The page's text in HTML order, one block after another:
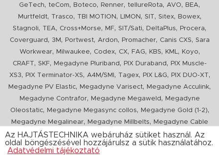
GeTech, teCom, Boteco, Renner, tellureRota, AVO, BEA,
Murtfeldt, Trasco, TBI MOTION , LIMON , SIT, Sitex, Bowex,
Stagnoli, TEA, Cross+Morse, MF, SIT/Sati, DeltaPlus, Procera,
Coverguard , 3M , Portwest, Ardon, Promacher, Canis CXS, Sara
Workwear, Milwaukee, Codex, CX, FAG, KBS, KML, Koyo,
CRAFT, SKF, Megadyne Pluriband , PIX Duraband ,
PIX Muscle-
XS3, PIX Terminator-XS, A4M/SMI , Tagex, PIX L&G, PIX DUO-XT,
Megadyne PV Elastic, Megadyne Varisect, Megadyne Acculink,
Megadyne Contrafor, Megadyne Megaweld ,
Megadyne
Oleostatic, Megadyne Megasync collos, Megadyne Gold (1-2),
Megadyne Megalinear, Megadyne Millbelts,
Megadyne Cable
Pull, PIX X'Ceed,Megadyne Pull Down, Optibelt VB,Mitsuboshi
ConCar,Megadyne Megarib ,PIX HARVESTER,Urgent
Az HAJTÁSTECHNIKA webáruház sütiket használ. Az
oldal böngészésével hozzájárulsz a sütik használatához.
Adatvédelmi tájékoztató